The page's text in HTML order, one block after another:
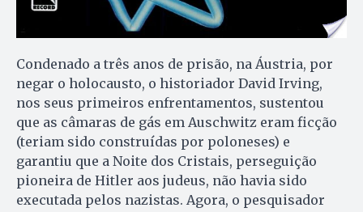
Condenado a três anos de prisão, na Áustria, por
negar o holocausto, o historiador David Irving,
nos seus primeiros enfrentamentos, sustentou
que as câmaras de gás em Auschwitz eram ficção
(teriam sido construídas por poloneses) e
garantiu que a Noite dos Cristais, perseguição
pioneira de Hitler aos judeus, não havia sido
executada pelos nazistas. Agora, o pesquisador